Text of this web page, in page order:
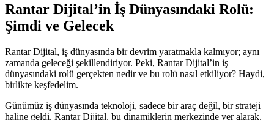
Rantar Dijital’in İş Dünyasındaki Rolü:
Şimdi ve Gelecek
Rantar Dijital, iş dünyasında bir devrim yaratmakla kalmıyor; aynı
zamanda geleceği şekillendiriyor. Peki, Rantar Dijital’in iş
dünyasındaki rolü gerçekten nedir ve bu rolü nasıl etkiliyor? Haydi,
birlikte keşfedelim.
Günümüz iş dünyasında teknoloji, sadece bir araç değil, bir strateji
haline geldi. Rantar Dijital, bu dinamiklerin merkezinde yer alarak,